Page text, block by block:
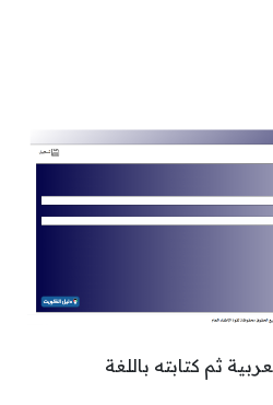
ثم كتابته باللغة